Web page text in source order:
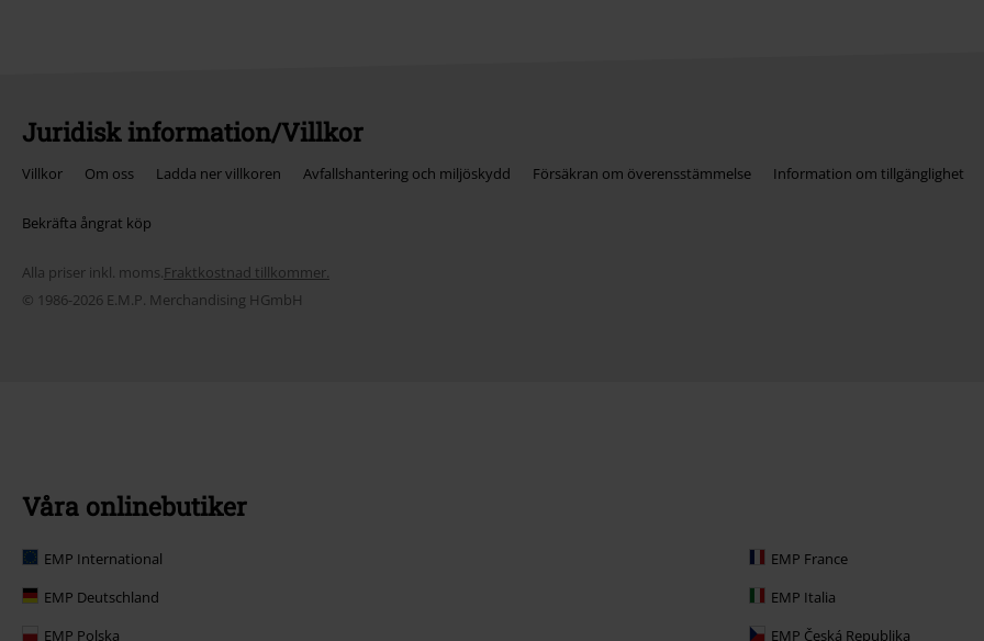
Juridisk information/Villkor
Villkor Om oss Ladda ner villkoren Avfallshantering och miljöskydd Försäkran om överensstämmelse Information om tillgänglighet
Bekräfta ångrat köp
Alla priser inkl. moms.Fraktkostnad tillkommer.
© 1986-2026 E.M.P. Merchandising HGmbH
Våra onlinebutiker
EMP International
EMP France
EMP Deutschland
EMP Italia
EMP Polska
EMP Česká Republika